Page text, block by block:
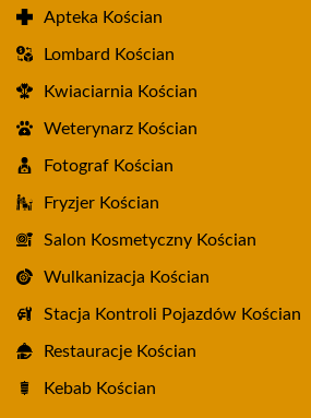
Apteka Kościan
Lombard Kościan
Kwiaciarnia Kościan
Weterynarz Kościan
Fotograf Kościan
Fryzjer Kościan
Salon Kosmetyczny Kościan
Wulkanizacja Kościan
Stacja Kontroli Pojazdów Kościan
Restauracje Kościan
Kebab Kościan